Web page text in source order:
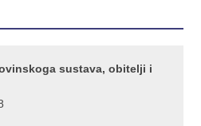
sustava, obitelji i